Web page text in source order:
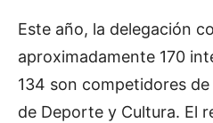
Este año, la delegación
aproximadamente 170
134 son competidores
de Deporte y Cultura. El